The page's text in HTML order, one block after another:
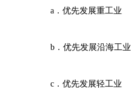
a．优先发展重工业
b．优先发展沿海工业
c．优先发展轻工业